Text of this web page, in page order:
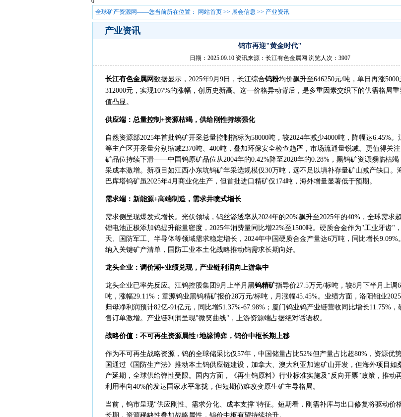
全球矿产资源网——您当前所在位置：
网站首页 >> 展会信息 >> 产业资讯
产业资讯
钨市再迎"黄金时代"
日期：2025.09.10 资讯来源：长江有色金属网 浏览人次：3907
长江有色金属网数据显示，2025年9月9日，长江综合钨粉均价飙升至​​646250元/吨​​，单日再涨​​5000
312000元，实现​​107%​​的涨幅，创历史新高。这一价格异动背后，是多重因素交织下的供需格局
值凸显。
供应端：总量控制+资源枯竭，供给刚性持续强化
自然资源部2025年首批钨矿开采总量控制指标为58000吨，较2024年减少4000吨，降幅达6.45%。
等主产区开采量分别缩减2370吨、400吨，叠加环保安全检查趋严，市场流通量锐减。更值得关
矿品位持续下滑——中国钨原矿品位从2004年的0.42%降至2020年的0.28%，黑钨矿资源濒临枯竭
采成本激增。新项目如江西小东坑钨矿年采选规模仅30万吨，远不足以填补存量矿山减产缺口。
巴库塔钨矿虽2025年4月商业化生产，但首批进口精矿仅174吨，海外增量显著低于预期。
需求端：新能源+高端制造，需求井喷式增长
需求侧呈现爆发式增长。光伏领域，钨丝渗透率从2024年的20%飙升至2025年的40%，全球需求超
锂电池正极添加钨提升能量密度，2025年消费量同比增22%至1500吨。硬质合金作为"工业牙齿"
天、国防军工、半导体等领域需求稳定增长，2024年中国硬质合金产量达6万吨，同比增长9.09%
纳入关键矿产清单，国防工业本土化战略推动钨需求长期向好。
龙头企业：调价潮+业绩兑现，产业链利润向上游集中
龙头企业已率先反应。江钨控股集团9月上半月黑钨精矿指导价27.5万元/标吨，较8月下半月上调
吨，涨幅29.11%；章源钨业黑钨精矿报价28万元/标吨，月涨幅45.45%。业绩方面，洛阳钼业
归母净利润预计82亿-91亿元，同比增51.37%-67.98%；厦门钨业钨产业链营收同比增长11.75%，
售订单激增。产业链利润呈现"微笑曲线"，上游资源端占据绝对话语权。
战略价值：不可再生资源属性+地缘博弈，钨价中枢长期上移
作为不可再生战略资源，钨的全球储采比仅57年，中国储量占比52%但产量占比超80%，资源优
国通过《国防生产法》推动本土钨供应链建设，加拿大、澳大利亚加速矿山开发，但海外项目如
产延期，全球供给弹性受限。国内方面，《再生钨原料》行业标准实施及"反向开票"政策，推动
利用率向40%的发达国家水平靠拢，但短期仍难改变原生矿主导格局。
当前，钨市呈现"供应刚性、需求分化、成本支撑"特征。短期看，刚需补库与出口修复将驱动价
长期，资源稀缺性叠加战略属性，钨价中枢有望持续抬升。